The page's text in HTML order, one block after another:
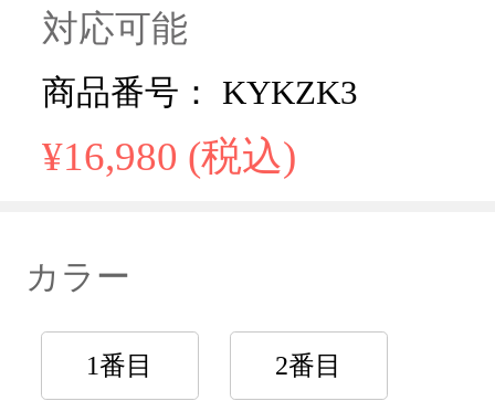
対応可能
商品番号： KYKZK3
¥16,980 (税込)
カラー
1番目 2番目